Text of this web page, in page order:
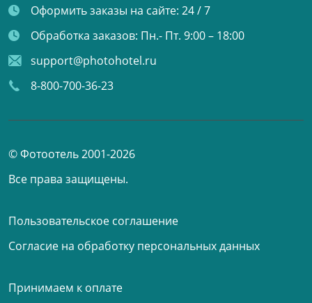
Оформить заказы на сайте: 24 / 7
Обработка заказов: Пн.- Пт. 9:00 – 18:00
support@photohotel.ru
8-800-700-36-23
© Фотоотель 2001-2026
Все права защищены.
Пользовательское соглашение
Согласие на обработку персональных данных
Принимаем к оплате